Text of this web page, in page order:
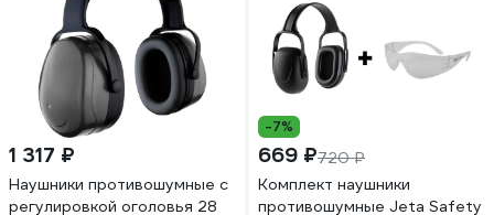
1 317 ₽
Наушники противошумные с
регулировкой оголовья 28
-7%
669 ₽720 ₽
Комплект наушники
противошумные Jeta Safety